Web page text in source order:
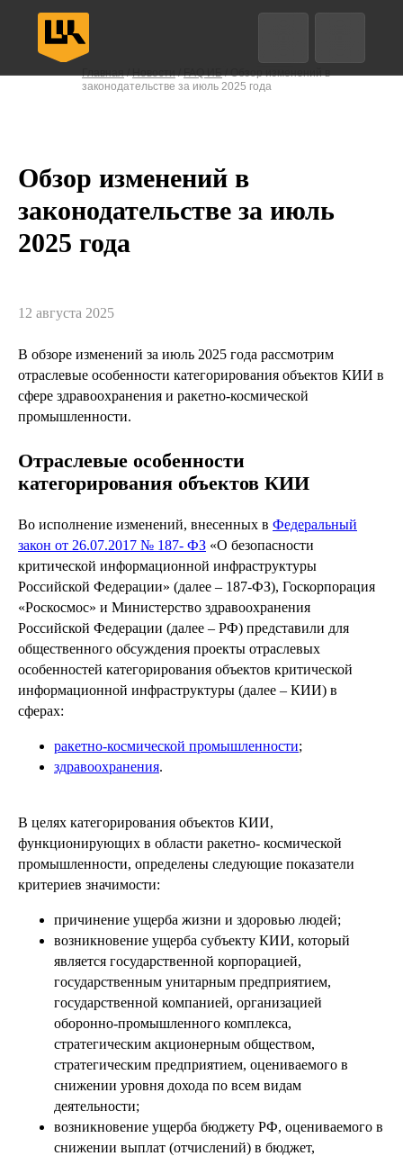
Главная/Новости/FAQ ИБ/ Обзор изменений в
законодательстве за июль 2025 года
Обзор изменений в
законодательстве за июль
2025 года
12 августа 2025
В обзоре изменений за июль 2025 года рассмотрим
отраслевые особенности категорирования объектов КИИ в
сфере здравоохранения и ракетно-космической
промышленности.
Отраслевые особенности
категорирования объектов КИИ
Во исполнение изменений, внесенных в Федеральный
закон от 26.07.2017 № 187- ФЗ «О безопасности
критической информационной инфраструктуры
Российской Федерации» (далее – 187-ФЗ), Госкорпорация
«Роскосмос» и Министерство здравоохранения
Российской Федерации (далее – РФ) представили для
общественного обсуждения проекты отраслевых
особенностей категорирования объектов критической
информационной инфраструктуры (далее – КИИ) в
сферах:
ракетно-космической промышленности;
здравоохранения.
В целях категорирования объектов КИИ,
функционирующих в области ракетно- космической
промышленности, определены следующие показатели
критериев значимости:
причинение ущерба жизни и здоровью людей;
возникновение ущерба субъекту КИИ, который
является государственной корпорацией,
государственным унитарным предприятием,
государственной компанией, организацией
оборонно-промышленного комплекса,
стратегическим акционерным обществом,
стратегическим предприятием, оцениваемого в
снижении уровня дохода по всем видам
деятельности;
возникновение ущерба бюджету РФ, оцениваемого в
снижении выплат (отчислений) в бюджет,